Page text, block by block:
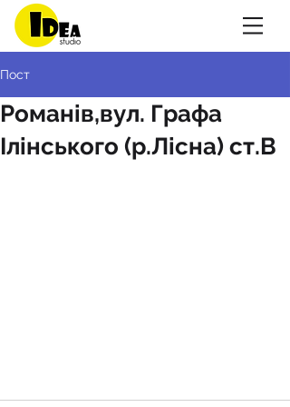
Пост
Романів,вул. Графа
Ілінського (р.Лісна) ст.В